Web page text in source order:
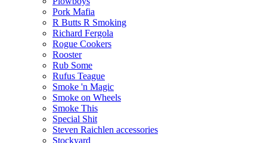
Pork Mafia
R Butts R Smoking
Richard Fergola
Rogue Cookers
Rooster
Rub Some
Rufus Teague
Smoke 'n Magic
Smoke on Wheels
Smoke This
Special Shit
Steven Raichlen accessories
Stockyard